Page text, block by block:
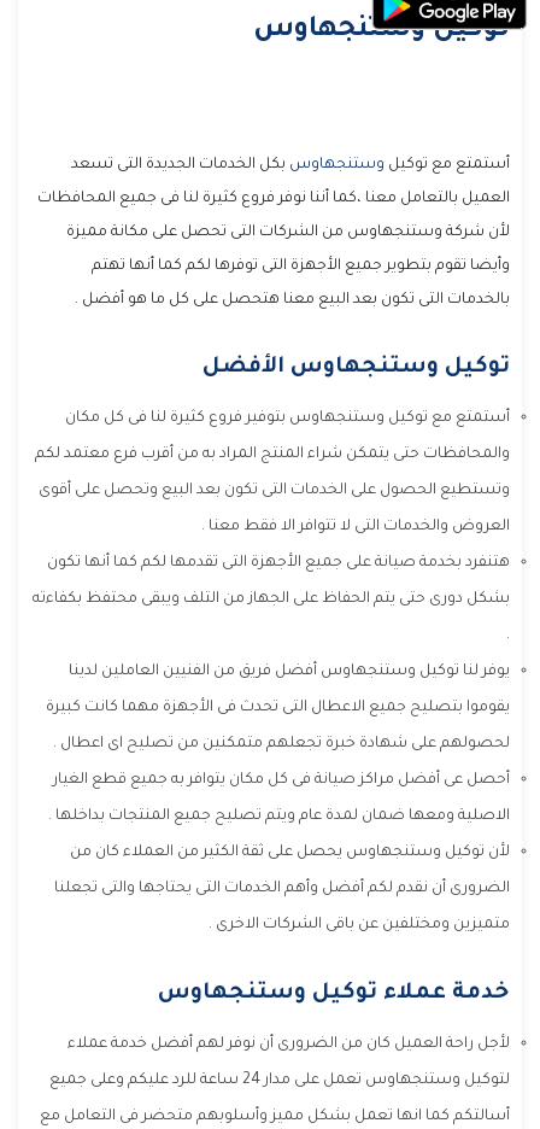
توكيل وستنجهاوس
أستمتع مع توكيل وستنجهاوس بكل الخدمات الجديدة التى تسعد
العميل بالتعامل معنا ،كما أننا نوفر فروع كثيرة لنا فى جميع المحافظات
لأن شركة وستنجهاوس من الشركات التى تحصل على مكانة مميزة
وأيضا تقوم بتطوير جميع الأجهزة التى توفرها لكم كما أنها تهتم
بالخدمات التى تكون بعد البيع معنا هتحصل على كل ما هو أفضل .
توكيل وستنجهاوس الأفضل
أستمتع مع توكيل وستنجهاوس بتوفير فروع كثيرة لنا فى كل مكان
والمحافظات حتى يتمكن شراء المنتج المراد به من أقرب فرع معتمد لكم
وتستطيع الحصول على الخدمات التى تكون بعد البيع وتحصل على أقوى
العروض والخدمات التى لا تتوافر الا فقط معنا .
هتنفرد بخدمة صيانة على جميع الأجهزة التى تقدمها لكم كما أنها تكون
بشكل دورى حتى يتم الحفاظ على الجهاز من التلف ويبقى محتفظ بكفاءته
.
يوفر لنا توكيل وستنجهاوس أفضل فريق من الفنيين العاملين لدينا
يقوموا بتصليح جميع الاعطال التى تحدث فى الأجهزة مهما كانت كبيرة
لحصولهم على شهادة خبرة تجعلهم متمكنين من تصليح اى اعطال .
أحصل عى أفضل مراكز صيانة فى كل مكان يتوافر به جميع قطع الغيار
الاصلية ومعها ضمان لمدة عام ويتم تصليح جميع المنتجات بداخلها .
لأن توكيل وستنجهاوس يحصل على ثقة الكثير من العملاء كان من
الضرورى أن نقدم لكم أفضل وأهم الخدمات التى يحتاجها والتى تجعلنا
متميزين ومختلفين عن باقى الشركات الاخرى .
خدمة عملاء توكيل وستنجهاوس
لأجل راحة العميل كان من الضرورى أن نوفر لهم أفضل خدمة عملاء
لتوكيل وستنجهاوس تعمل على مدار 24 ساعة للرد عليكم وعلى جميع
أسالتكم كما انها تعمل بشكل مميز وأسلوبهم متحضر فى التعامل مع